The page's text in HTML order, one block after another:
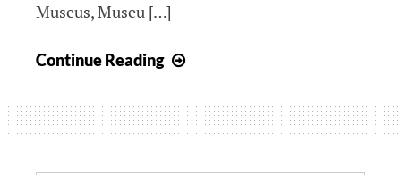
Museus, Museu […]
Continue Reading
patrimónios